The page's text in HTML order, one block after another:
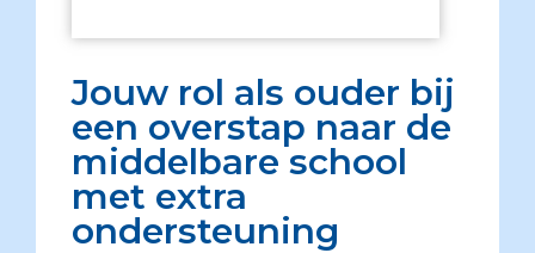
Jouw rol als ouder bij
een overstap naar de
middelbare school
met extra
ondersteuning